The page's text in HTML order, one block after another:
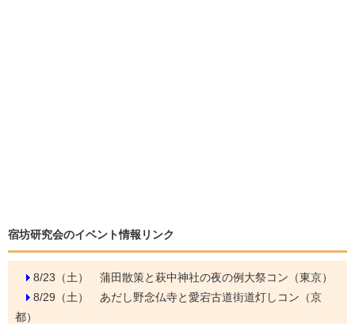
宿坊研究会のイベント情報リンク
8/23（土） 蒲田散策と萩中神社の夜の例大祭コン（東京）
8/29（土） あだし野念仏寺と愛宕古道街道灯しコン（京
都）